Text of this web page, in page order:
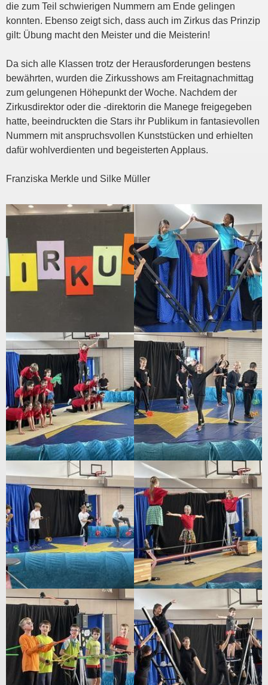
die zum Teil schwierigen Nummern am Ende gelingen
konnten. Ebenso zeigt sich, dass auch im Zirkus das Prinzip
gilt: Übung macht den Meister und die Meisterin!
Da sich alle Klassen trotz der Herausforderungen bestens
bewährten, wurden die Zirkusshows am Freitagnachmittag
zum gelungenen Höhepunkt der Woche. Nachdem der
Zirkusdirektor oder die -direktorin die Manege freigegeben
hatte, beeindruckten die Stars ihr Publikum in fantasievollen
Nummern mit anspruchsvollen Kunststücken und erhielten
dafür wohlverdienten und begeisterten Applaus.
Franziska Merkle und Silke Müller